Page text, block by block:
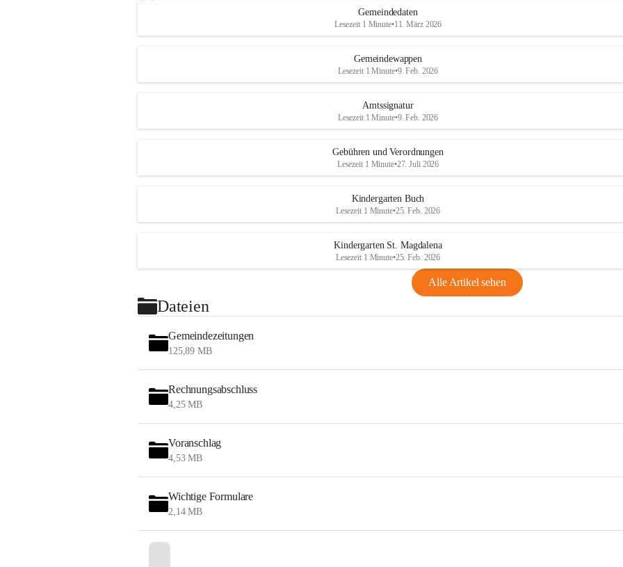
Gemeindedaten
Lesezeit 1 Minute•11. März 2026
Gemeindewappen
Lesezeit 1 Minute•9. Feb. 2026
Amtssignatur
Lesezeit 1 Minute•9. Feb. 2026
Gebühren und Verordnungen
Lesezeit 1 Minute•27. Juli 2026
Kindergarten Buch
Lesezeit 1 Minute•25. Feb. 2026
Kindergarten St. Magdalena
Lesezeit 1 Minute•25. Feb. 2026
Alle Artikel sehen
Dateien
Gemeindezeitungen
125,89 MB
Rechnungsabschluss
4,25 MB
Voranschlag
4,53 MB
Wichtige Formulare
2,14 MB